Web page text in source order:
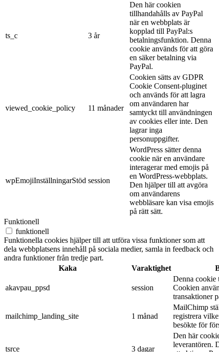
ts_c 3 år
Den här cookien
tillhandahålls av PayPal
när en webbplats är
kopplad till PayPal:s
betalningsfunktion. Denna
cookie används för att göra
en säker betalning via
PayPal.
viewed_cookie_policy 11 månader
Cookien sätts av GDPR
Cookie Consent-pluginet
och används för att lagra
om användaren har
samtyckt till användningen
av cookies eller inte. Den
lagrar inga
personuppgifter.
wpEmojiInställningarStöd session
WordPress sätter denna
cookie när en användare
interagerar med emojis på
en WordPress-webbplats.
Den hjälper till att avgöra
om användarens
webbläsare kan visa emojis
på rätt sätt.
Funktionell
funktionell
Funktionella cookies hjälper till att utföra vissa funktioner som att
dela webbplatsens innehåll på sociala medier, samla in feedback och
andra funktioner från tredje part.
Kaka
Varaktighet
akavpau_ppsd session
Denna cookie
Cookien
transaktioner
mailchimp_landing_site 1 månad
MailChimp
registrera
besökte för
tsrce 3 dagar
Den här
leverantören.